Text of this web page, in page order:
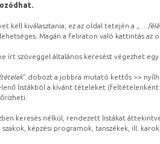
kell kiválasztania, ez az oldal tetején a „
…
Magán a feliraton való kattintás az
írt szöveggel általános keresést végezhet
” dobozt a jobbra mutató kettős >>
listákból a kívánt tételeket (feltételenként
keresés nélkül, rendezett listákat
képzési programok, tanszékek, ill.